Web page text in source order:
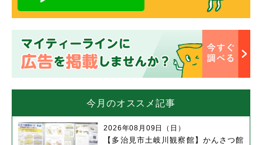
今月のオススメ記事
【多治見市土岐川観察館】かんさつ館
2026年08月09日（日）